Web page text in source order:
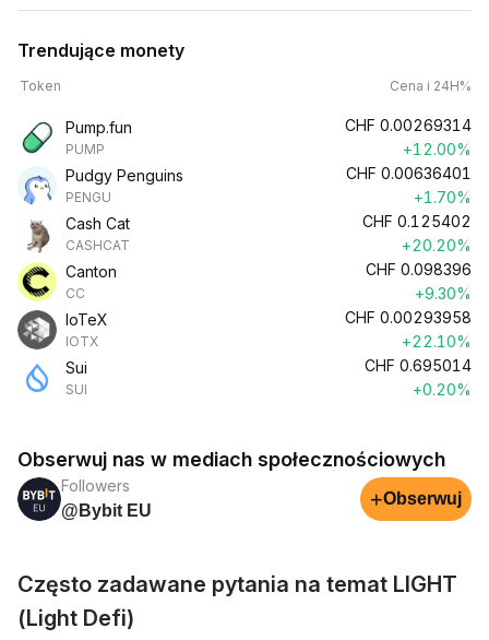
Trendujące monety
Token Cena i 24H%
Pump.fun
PUMP
CHF 0.00269314
+12.00%
Pudgy Penguins
PENGU
CHF 0.00636401
+1.70%
Cash Cat
CASHCAT
CHF 0.125402
+20.20%
Canton
CC
CHF 0.098396
+9.30%
IoTeX
IOTX
CHF 0.00293958
+22.10%
Sui
SUI
CHF 0.695014
+0.20%
Obserwuj nas w mediach społecznościowych
Followers
@Bybit EU
+Obserwuj
Często zadawane pytania na temat LIGHT
(Light Defi)